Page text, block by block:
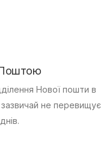
Нової пошти в
зазвичай не перевищує